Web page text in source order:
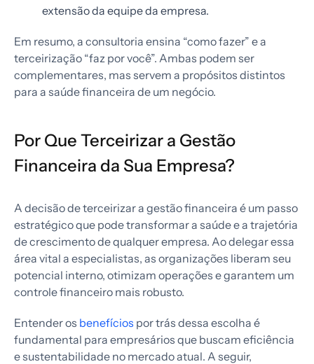
extensão da equipe da empresa.
Em resumo, a consultoria ensina “como fazer” e a
terceirização “faz por você”. Ambas podem ser
complementares, mas servem a propósitos distintos
para a saúde financeira de um negócio.
Por Que Terceirizar a Gestão
Financeira da Sua Empresa?
A decisão de terceirizar a gestão financeira é um passo
estratégico que pode transformar a saúde e a trajetória
de crescimento de qualquer empresa. Ao delegar essa
área vital a especialistas, as organizações liberam seu
potencial interno, otimizam operações e garantem um
controle financeiro mais robusto.
Entender os benefícios por trás dessa escolha é
fundamental para empresários que buscam eficiência
e sustentabilidade no mercado atual. A seguir,